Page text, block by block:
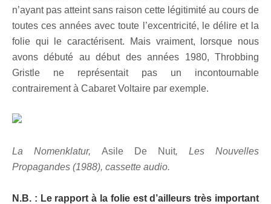
n’ayant pas atteint sans raison cette légitimité au cours de
toutes ces années avec toute l’excentricité, le délire et la
folie qui le caractérisent. Mais vraiment, lorsque nous
avons débuté au début des années 1980, Throbbing
Gristle ne représentait pas un incontournable
contrairement à Cabaret Voltaire par exemple.
La Nomenklatur, Asile De Nuit, Les Nouvelles
Propagandes (1988), cassette audio.
N.B. : Le rapport à la folie est d’ailleurs très important